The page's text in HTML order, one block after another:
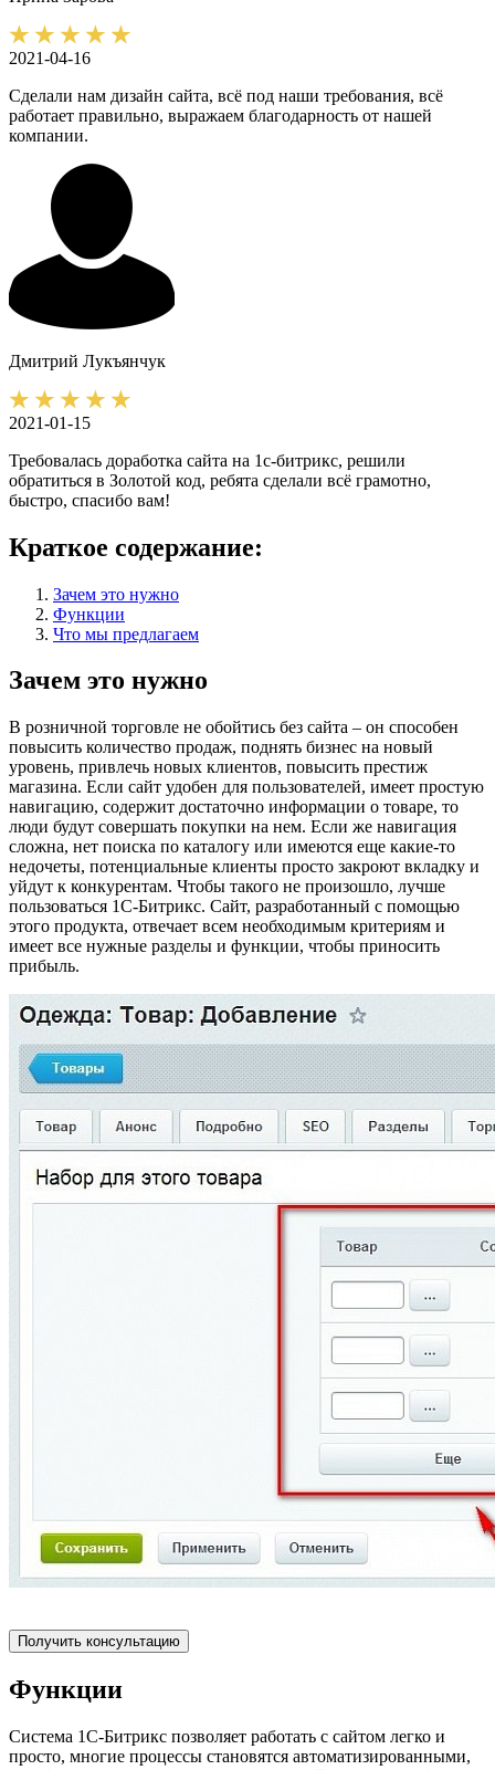
2021-04-16
Сделали нам дизайн сайта, всё под наши требования, всё
работает правильно, выражаем благодарность от нашей
компании.
Дмитрий Лукъянчук
2021-01-15
Требовалась доработка сайта на 1с-битрикс, решили
обратиться в Золотой код, ребята сделали всё грамотно,
быстро, спасибо вам!
Краткое содержание:
Зачем это нужно
Функции
Что мы предлагаем
Зачем это нужно
В розничной торговле не обойтись без сайта – он способен
повысить количество продаж, поднять бизнес на новый
уровень, привлечь новых клиентов, повысить престиж
магазина. Если сайт удобен для пользователей, имеет простую
навигацию, содержит достаточно информации о товаре, то
люди будут совершать покупки на нем. Если же навигация
сложна, нет поиска по каталогу или имеются еще какие-то
недочеты, потенциальные клиенты просто закроют вкладку и
уйдут к конкурентам. Чтобы такого не произошло, лучше
пользоваться 1С-Битрикс. Сайт, разработанный с помощью
этого продукта, отвечает всем необходимым критериям и
имеет все нужные разделы и функции, чтобы приносить
прибыль.
Получить консультацию
Функции
Система 1С-Битрикс позволяет работать с сайтом легко и
просто, многие процессы становятся автоматизированными,